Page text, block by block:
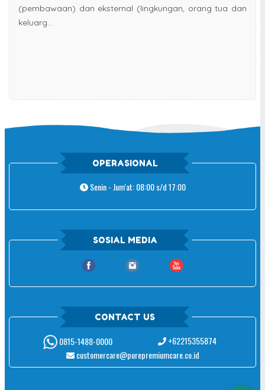
(pembawaan) dan eksternal (lingkungan, orang tua dan
keluarg...
OPERASIONAL
Senin - Jum'at: 08:00 s/d 17:00
SOSIAL MEDIA
CONTACT US
0815-1488-0000
+62215355874
customercare@purepremiumcare.co.id